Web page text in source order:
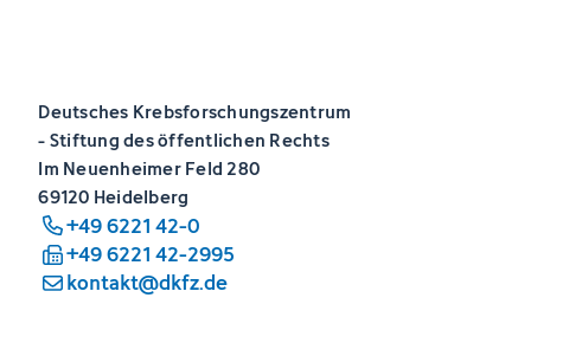
Deutsches Krebsforschungszentrum
- Stiftung des öffentlichen Rechts
Im Neuenheimer Feld 280
69120 Heidelberg
+49 6221 42-0
+49 6221 42-2995
kontakt@dkfz.de